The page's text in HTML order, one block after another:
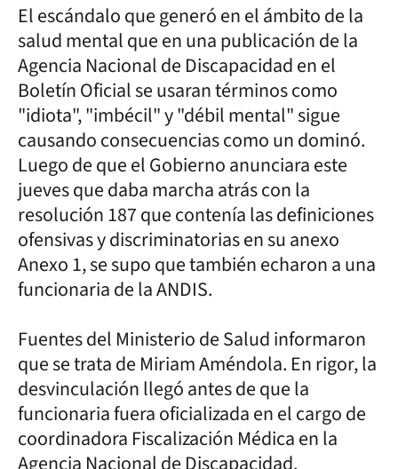
El escándalo que generó en el ámbito de la
salud mental que en una publicación de la
Agencia Nacional de Discapacidad en el
Boletín Oficial se usaran términos como
"idiota", "imbécil" y "débil mental" sigue
causando consecuencias como un dominó.
Luego de que el Gobierno anunciara este
jueves que daba marcha atrás con la
resolución 187 que contenía las definiciones
ofensivas y discriminatorias en su anexo
Anexo 1, se supo que también echaron a una
funcionaria de la ANDIS.
Fuentes del Ministerio de Salud informaron
que se trata de Miriam Améndola. En rigor, la
desvinculación llegó antes de que la
funcionaria fuera oficializada en el cargo de
coordinadora Fiscalización Médica en la